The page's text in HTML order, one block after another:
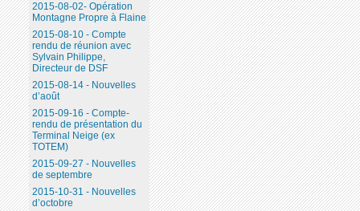
2015-08-02- Opération
Montagne Propre à Flaine
2015-08-10 - Compte
rendu de réunion avec
Sylvain Philippe,
Directeur de DSF
2015-08-14 - Nouvelles
d’août
2015-09-16 - Compte-
rendu de présentation du
Terminal Neige (ex
TOTEM)
2015-09-27 - Nouvelles
de septembre
2015-10-31 - Nouvelles
d’octobre